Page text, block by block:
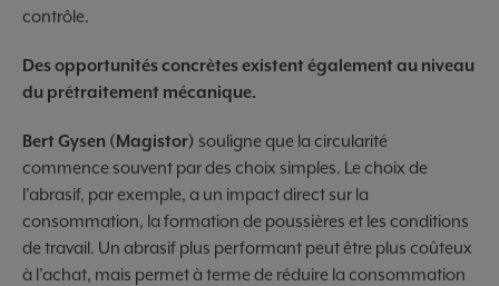
contrôle.
Des opportunités concrètes existent également au niveau
du prétraitement mécanique.
Bert Gysen (Magistor) souligne que la circularité
commence souvent par des choix simples. Le choix de
l’abrasif, par exemple, a un impact direct sur la
consommation, la formation de poussières et les conditions
de travail. Un abrasif plus performant peut être plus coûteux
à l’achat, mais permet à terme de réduire la consommation